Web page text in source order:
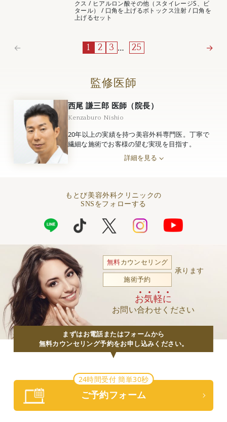
クス / ヒアルロン酸その他（スタイレージS、ビ
タール）
/ 口角を上げるボトックス注射 / 口角を
上げるセット
← 1 2 3 … 25 →
監修医師
西尾 謙三郎 医師（院長）
Kenzaburo Nishio
20年以上の実績を持つ美容外科専門医。丁寧で
繊細な施術でお客様の望む実現を目指す。
詳細を見る
もとび美容外科クリニックの
SNSをフォローする
無料カウンセリング
施術予約
承ります
お気軽に
お問い合わせください
まずはお電話またはフォームから
無料カウンセリング予約をお申し込みください。
24時間受付 簡単30秒
ご予約フォーム